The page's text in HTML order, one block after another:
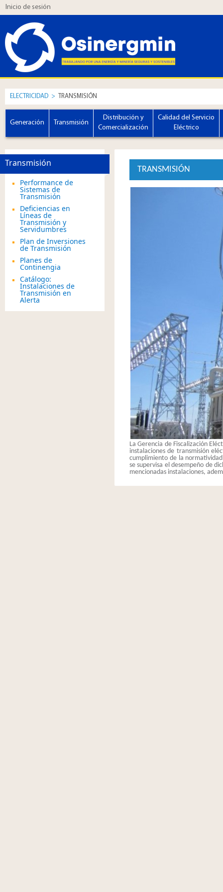
Inicio de sesión
ELECTRICIDAD > TRANSMISIÓN
Generación Transmisión
Distribución y
Comercialización
Calidad del Servicio
Eléctrico
Performance de
Sistemas de
Transmisión
Deficiencias en
Líneas de
Transmisión y
Servidumbres
Plan de Inversiones
de Transmisión
Planes de
Continengia
Catálogo:
Instalaciones de
Transmisión en
Alerta
Transmisión
TRANSMISIÓN
La Gerencia de Fiscalización
instalaciones de transmisión
cumplimiento de la
se supervisa el desempeño de
mencionadas instalaciones,